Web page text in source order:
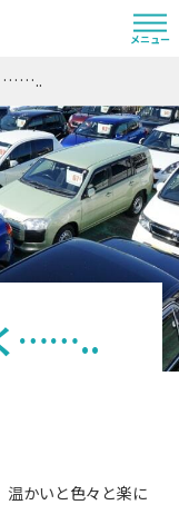
……..
……..
温かいと色々と楽に